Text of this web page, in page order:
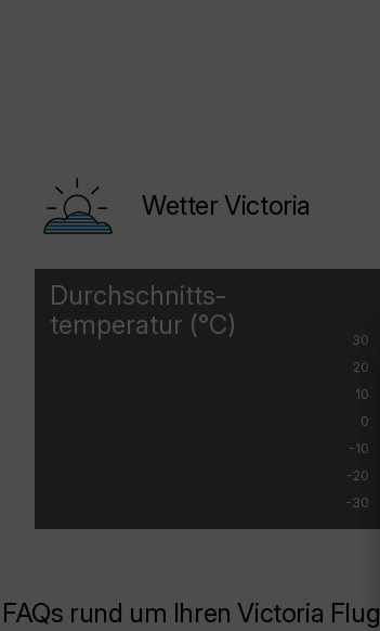
Wetter Victoria
Durchschnitts-
temperatur (°C)
30
20
10
0
-10
-20
-30
FAQs rund um Ihren Victoria Flug